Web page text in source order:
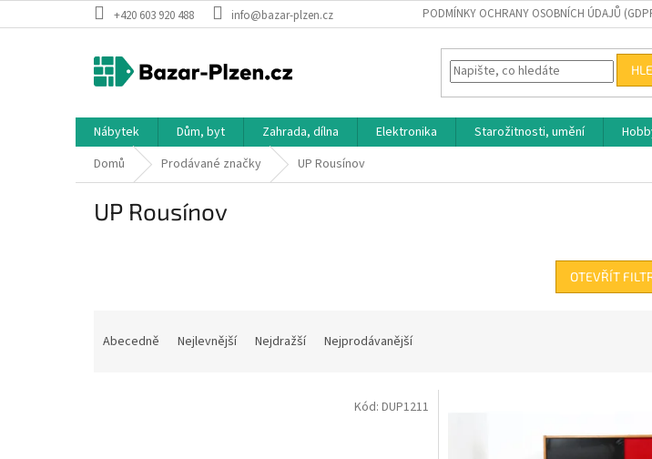
na
+420 603 920 488 info@bazar-plzen.cz PODMÍNKY OCHRANY OSOBNÍCH ÚDAJŮ
Nábytek Dům, byt Zahrada, dílna Elektronika Starožitnosti, umění
Domů
Prodávané značky UP Rousínov
UP Rousínov
OTEVŘÍT
Abecedně Nejlevnější Nejdražší Nejprodávanější
Kód:DUP1211